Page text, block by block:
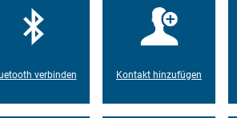
verbinden Kontakt hinzufügen